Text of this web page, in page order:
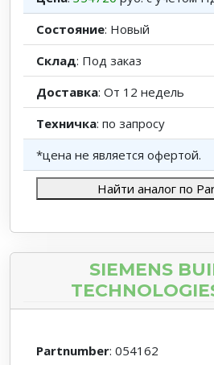
Состояние: Новый
Склад: Под заказ
Доставка: От 12 недель
Техничка: по запросу
*цена не является офертой.
Найти аналог по
SIEMENS
Partnumber: 054162